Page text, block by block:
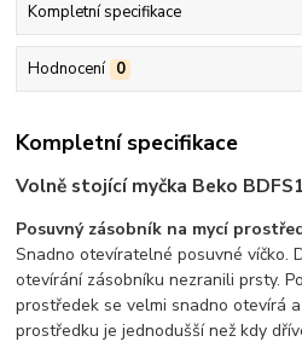
Kompletní specifikace
Hodnocení 0
Kompletní specifikace
Volně stojící myčka Beko
Posuvný zásobník na mycí
Snadnootevíratelnéposuvnévíčko.
otevírání zásobníkunezraniliprsty.
prostředek sevelmi snadnootevírá a
prostředkujejednoduššínežkdy